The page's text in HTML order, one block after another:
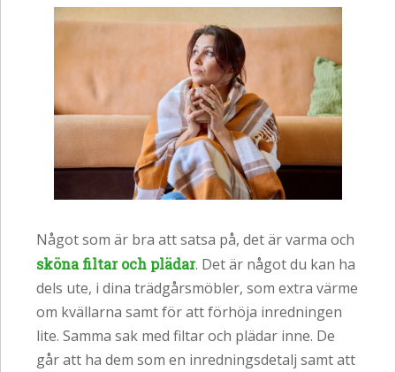
Något som är bra att satsa på, det är varma och
sköna filtar och plädar. Det är något du kan ha
dels ute, i dina trädgårsmöbler, som extra värme
om kvällarna samt för att förhöja inredningen
lite. Samma sak med filtar och plädar inne. De
går att ha dem som en inredningsdetalj samt att